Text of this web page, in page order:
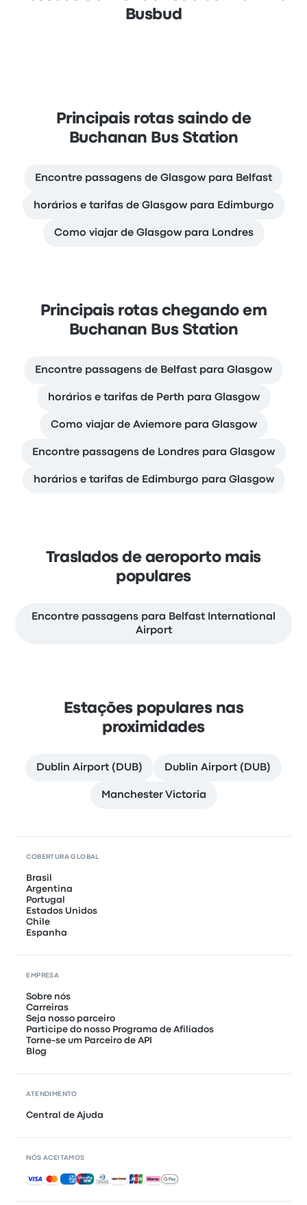
Busbud
Principais rotas saindo de
Buchanan Bus Station
Encontre passagens de Glasgow para Belfast
horários e tarifas de Glasgow para Edimburgo
Como viajar de Glasgow para Londres
Principais rotas chegando em
Buchanan Bus Station
Encontre passagens de Belfast para Glasgow
horários e tarifas de Perth para Glasgow
Como viajar de Aviemore para Glasgow
Encontre passagens de Londres para Glasgow
horários e tarifas de Edimburgo para Glasgow
Traslados de aeroporto mais
populares
Encontre passagens para Belfast International
Airport
Estações populares nas
proximidades
Dublin Airport (DUB) Dublin Airport (DUB)
Manchester Victoria
COBERTURA GLOBAL
Brasil
Argentina
Portugal
Estados Unidos
Chile
Espanha
EMPRESA
Sobre nós
Carreiras
Seja nosso parceiro
Participe do nosso Programa de Afiliados
Torne-se um Parceiro de API
Blog
ATENDIMENTO
Central de Ajuda
NÓS ACEITAMOS
Pagamentos aceitos